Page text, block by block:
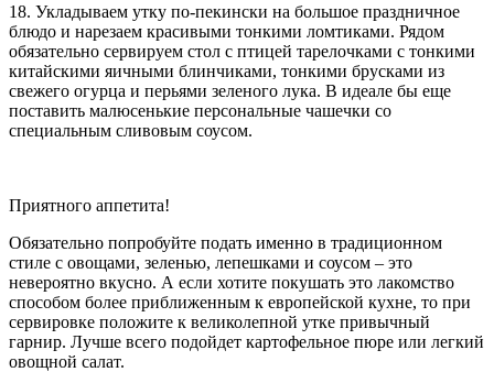
18. Укладываем утку по-пекински на большое праздничное
блюдо и нарезаем красивыми тонкими ломтиками. Рядом
обязательно сервируем стол с птицей тарелочками с тонкими
китайскими яичными блинчиками, тонкими брусками из
свежего огурца и перьями зеленого лука. В идеале бы еще
поставить малюсенькие персональные чашечки со
специальным сливовым соусом.
Приятного аппетита!
Обязательно попробуйте подать именно в традиционном
стиле с овощами, зеленью, лепешками и соусом – это
невероятно вкусно. А если хотите покушать это лакомство
способом более приближенным к европейской кухне, то при
сервировке положите к великолепной утке привычный
гарнир. Лучше всего подойдет картофельное пюре или легкий
овощной салат.